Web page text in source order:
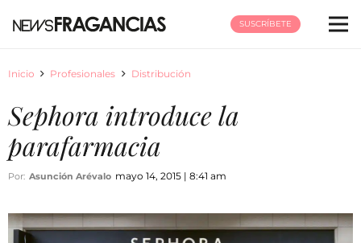
SUSCRÍBETE
Inicio Profesionales Distribución
Sephora introduce la
parafarmacia
Por: Asunción Arévalo mayo 14, 2015 | 8:41 am